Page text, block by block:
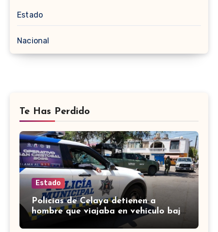
Estado
Nacional
Te Has Perdido
Estado
Policías de Celaya detienen a
hombre que viajaba en vehículo bajo
investigación